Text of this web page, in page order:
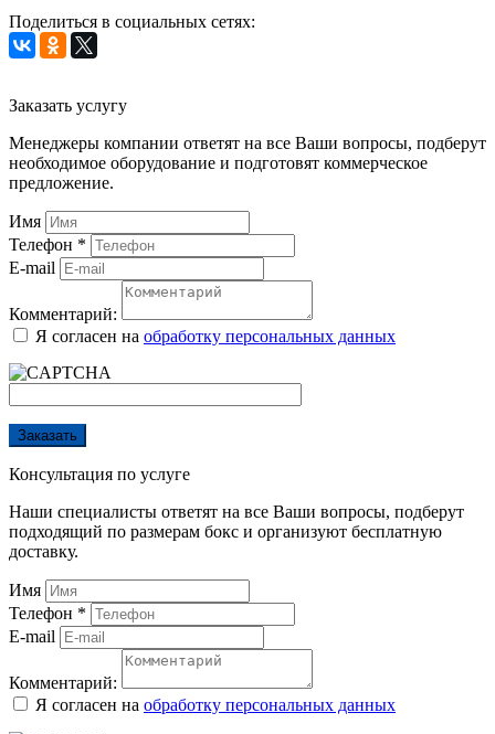
Поделиться в социальных сетях:
Заказать услугу
Менеджеры компании ответят на все Ваши вопросы, подберут
необходимое оборудование и подготовят коммерческое
предложение.
Имя
Телефон *
E-mail
Комментарий:
Я согласен на обработку персональных данных
Заказать
Консультация по услуге
Наши специалисты ответят на все Ваши вопросы, подберут
подходящий по размерам бокс и организуют бесплатную
доставку.
Имя
Телефон *
E-mail
Комментарий:
Я согласен на обработку персональных данных